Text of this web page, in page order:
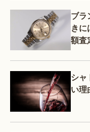
ブラ
き
額査
シャ
い理